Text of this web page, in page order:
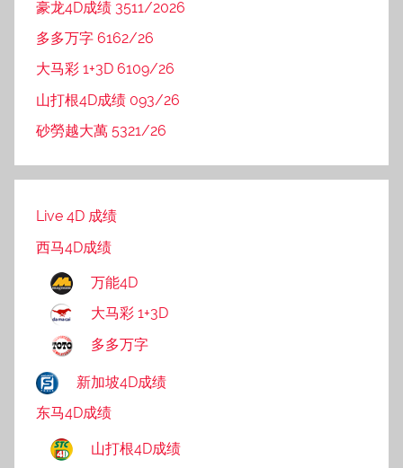
豪龙4D成绩 3511/2026
多多万字 6162/26
大马彩 1+3D 6109/26
山打根4D成绩 093/26
砂勞越大萬 5321/26
Live 4D 成绩
西马4D成绩
万能4D
大马彩 1+3D
多多万字
新加坡4D成绩
东马4D成绩
山打根4D成绩